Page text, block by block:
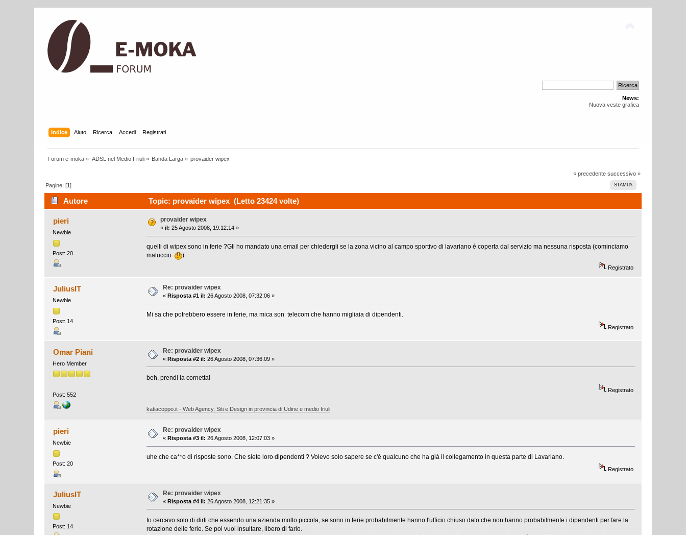
News:
Nuova veste grafica
Indice Aiuto Ricerca Accedi Registrati
Forum e-moka » ADSL nel Medio Friuli» Banda Larga » provaider wipex
« precedente successivo »
STAMPA
Pagine: [1]
Autore Topic: provaider wipex (Letto 23424 volte)
pieri
Newbie
Post: 20
provaider wipex
«il: 25 Agosto 2008, 19:12:14 »
quelli di wipex sono in ferie ?Gli ho mandato una email per chiedergli se la zona vicino al campo sportivo di lavariano è coperta dal servizio ma nessuna risposta (cominciamo
maluccio
)
Registrato
JuliusIT
Newbie
Post: 14
Re: provaider wipex
« Risposta #1 il: 26 Agosto 2008, 07:32:06 »
Mi sa che potrebbero essere in ferie, ma mica son telecom che hanno migliaia di dipendenti.
Registrato
Omar Piani
Hero Member
Post: 552
Re: provaider wipex
«Risposta #2 il: 26 Agosto 2008, 07:36:09 »
beh, prendi la cornetta!
Registrato
katiacoppo.it - Web Agency, Siti e Design in provincia di Udine e medio friuli
pieri
Newbie
Post: 20
Re: provaider wipex
« Risposta #3 il: 26 Agosto 2008, 12:07:03 »
uhe che ca**o di risposte sono. Che siete loro dipendenti ? Volevo solo sapere se c'è qualcuno che ha già il collegamento in questa parte di Lavariano.
Registrato
JuliusIT
Newbie
Post: 14
Re: provaider wipex
«Risposta #4 il: 26 Agosto 2008, 12:21:35 »
Io cercavo solo di dirti che essendo una azienda molto piccola, se sono in ferie probabilmente hanno l'ufficio chiuso dato che non hanno probabilmente i dipendenti per fare la
rotazione delle ferie. Se poi vuoi insultare, libero di farlo.